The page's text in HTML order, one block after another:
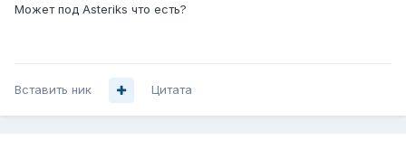
Может под Asteriks что есть?
Вставить ник Цитата